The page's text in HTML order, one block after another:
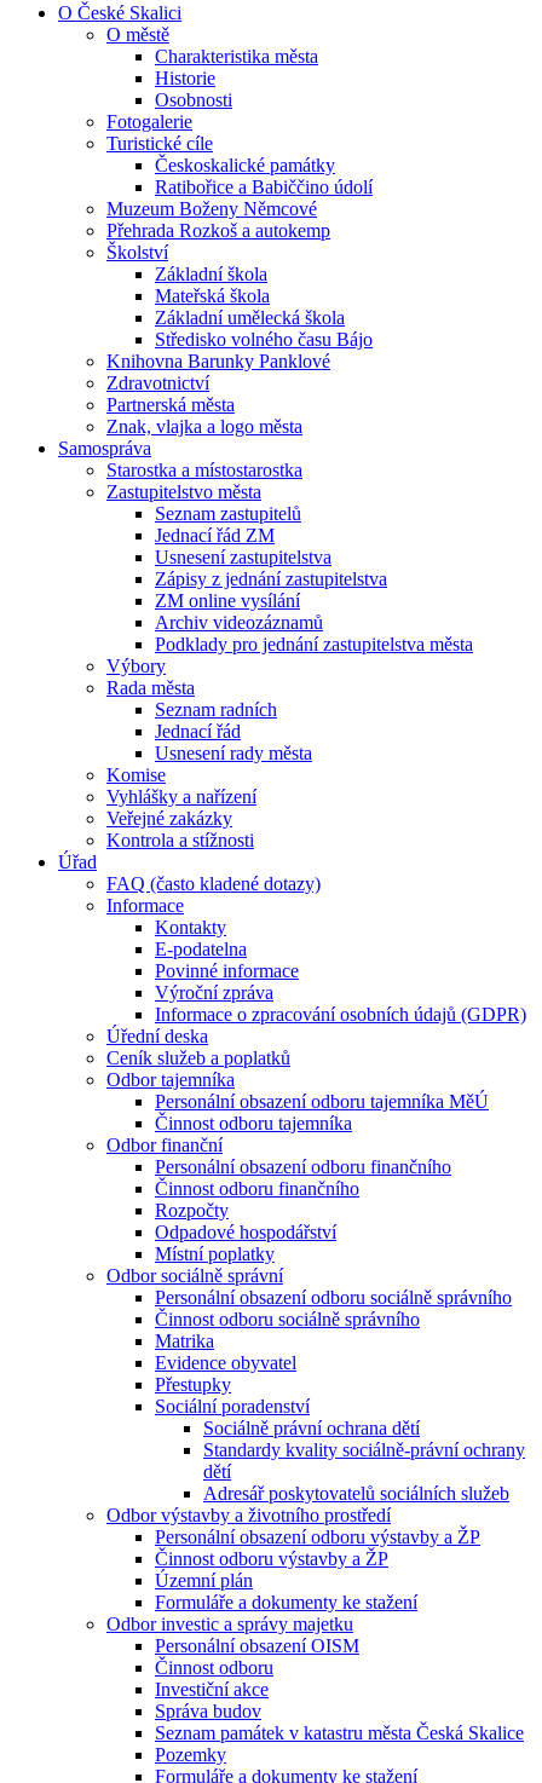
O České Skalici
O městě
Charakteristika města
Historie
Osobnosti
Fotogalerie
Turistické cíle
Českoskalické památky
Ratibořice a Babiččino údolí
Muzeum Boženy Němcové
Přehrada Rozkoš a autokemp
Školství
Základní škola
Mateřská škola
Základní umělecká škola
Středisko volného času Bájo
Knihovna Barunky Panklové
Zdravotnictví
Partnerská města
Znak, vlajka a logo města
Samospráva
Starostka a místostarostka
Zastupitelstvo města
Seznam zastupitelů
Jednací řád ZM
Usnesení zastupitelstva
Zápisy z jednání zastupitelstva
ZM online vysílání
Archiv videozáznamů
Podklady pro jednání zastupitelstva města
Výbory
Rada města
Seznam radních
Jednací řád
Usnesení rady města
Komise
Vyhlášky a nařízení
Veřejné zakázky
Kontrola a stížnosti
Úřad
FAQ (často kladené dotazy)
Informace
Kontakty
E-podatelna
Povinné informace
Výroční zpráva
Informace o zpracování osobních údajů (GDPR)
Úřední deska
Ceník služeb a poplatků
Odbor tajemníka
Personální obsazení odboru tajemníka MěÚ
Činnost odboru tajemníka
Odbor finanční
Personální obsazení odboru finančního
Činnost odboru finančního
Rozpočty
Odpadové hospodářství
Místní poplatky
Odbor sociálně správní
Personální obsazení odboru sociálně správního
Činnost odboru sociálně správního
Matrika
Evidence obyvatel
Přestupky
Sociální poradenství
Sociálně právní ochrana dětí
Standardy kvality sociálně-právní ochrany
dětí
Adresář poskytovatelů sociálních služeb
Odbor výstavby a životního prostředí
Personální obsazení odboru výstavby a ŽP
Činnost odboru výstavby a ŽP
Územní plán
Formuláře a dokumenty ke stažení
Odbor investic a správy majetku
Personální obsazení OISM
Činnost odboru
Investiční akce
Správa budov
Seznam památek v katastru města Česká Skalice
Pozemky
Formuláře a dokumenty ke stažení